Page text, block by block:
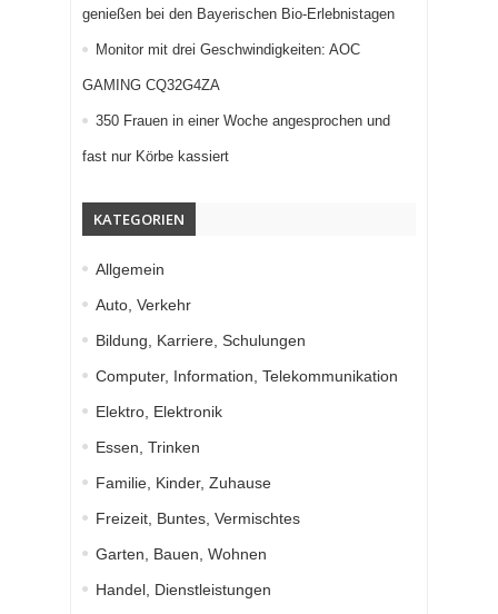
genießen bei den Bayerischen Bio-Erlebnistagen
Monitor mit drei Geschwindigkeiten: AOC
GAMING CQ32G4ZA
350 Frauen in einer Woche angesprochen und
fast nur Körbe kassiert
KATEGORIEN
Allgemein
Auto, Verkehr
Bildung, Karriere, Schulungen
Computer, Information, Telekommunikation
Elektro, Elektronik
Essen, Trinken
Familie, Kinder, Zuhause
Freizeit, Buntes, Vermischtes
Garten, Bauen, Wohnen
Handel, Dienstleistungen